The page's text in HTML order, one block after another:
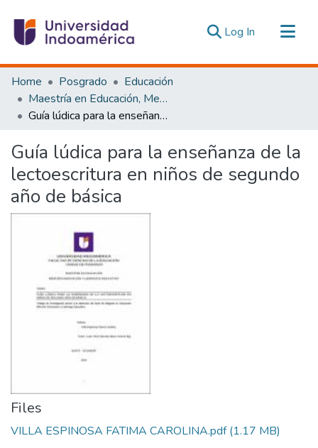
Log In (current)
Communities & Collections
All of DSpace
Statistics
Estadísticas Externas
Home Posgrado
Educación
Maestría en Educación, Mención Innovación y Liderazgo Educativo
Guía lúdica para la enseñanza de la lectoescritura en niños de segundo año de básica
Guía lúdica para la enseñanza de la
lectoescritura en niños de segundo
año de básica
Files
VILLA ESPINOSA FATIMA CAROLINA.pdf(1.17 MB)